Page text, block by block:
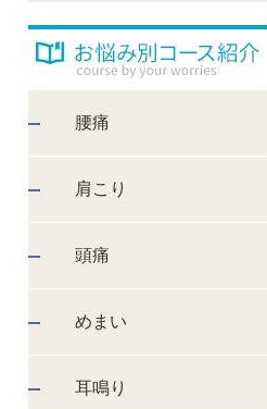
腰痛
肩こり
頭痛
めまい
耳鳴り